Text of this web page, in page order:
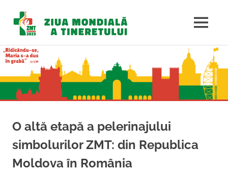
Sari
la
conținut
Mondială
a
MENU
O altă etapă a pelerinajului
simbolurilor ZMT: din Republica
Moldova în România